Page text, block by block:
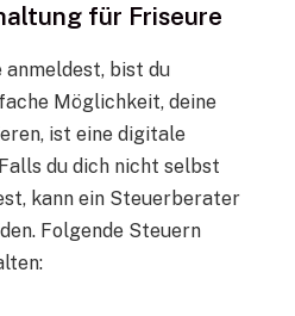
für Friseure
anmeldest, bist du
Möglichkeit, deine
ist eine digitale
du dich nicht selbst
kann ein Steuerberater
Folgende Steuern